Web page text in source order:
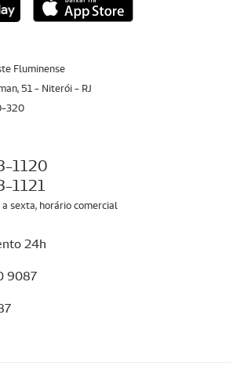
Fluminense
51 - Niterói - RJ
320
1120
1121
sexta, horário comercial
24h
9087